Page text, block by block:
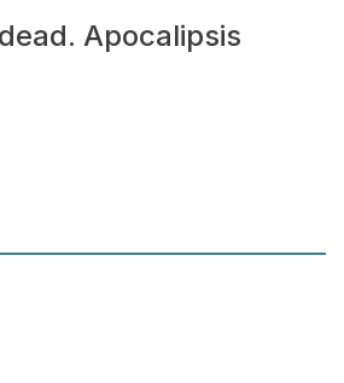
Apocalipsis